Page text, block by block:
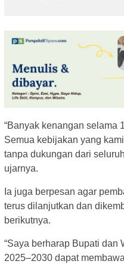
“Banyak kenangan selama
Semua kebijakan yang
tanpa dukungan dari
ujarnya.
Ia juga berpesan agar
terus dilanjutkan dan
berikutnya.
“Saya berharap Bupati dan
2025–2030 dapat